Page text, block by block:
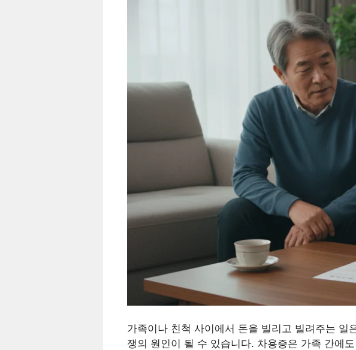
가족이나 친척 사이에서 돈을 빌리고 빌려주는
쟁의 원인이 될 수 있습니다. 차용증은 가족 간에